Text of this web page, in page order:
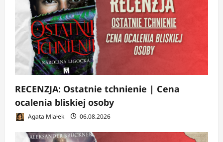
RECENZJA: Ostatnie tchnienie | Cena
ocalenia bliskiej osoby
Agata Miałek 06.08.2026